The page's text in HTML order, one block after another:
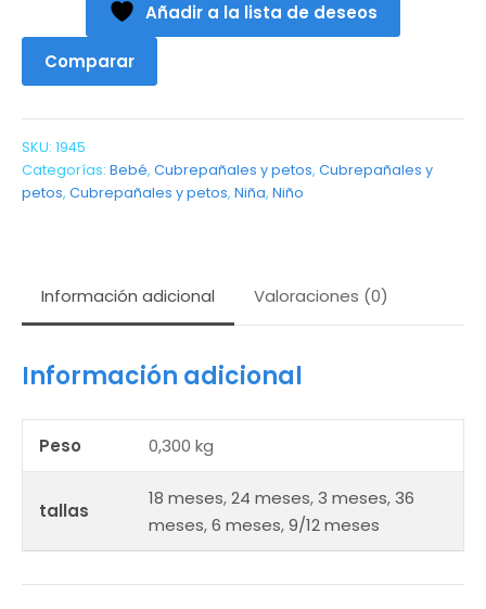
a
36meses)
cantidad
Añadir a la lista de deseos
Comparar
SKU: 1945
Categorías: Bebé, Cubrepañales y petos, Cubrepañales y
petos, Cubrepañales y petos, Niña, Niño
Información adicional Valoraciones (0)
Información adicional
Peso 0,300 kg
tallas
18 meses,24 meses,3 meses,36
meses,6 meses,9/12 meses